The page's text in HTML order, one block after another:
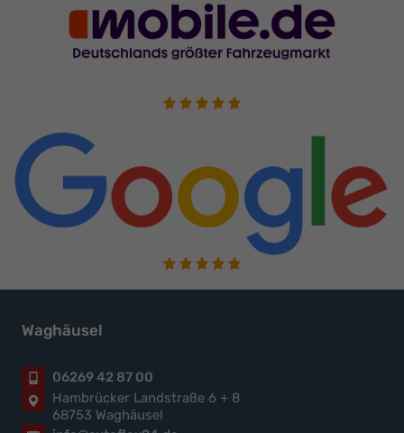
Waghäusel
06269 42 87 00
Hambrücker Landstraße 6 + 8
68753 Waghäusel